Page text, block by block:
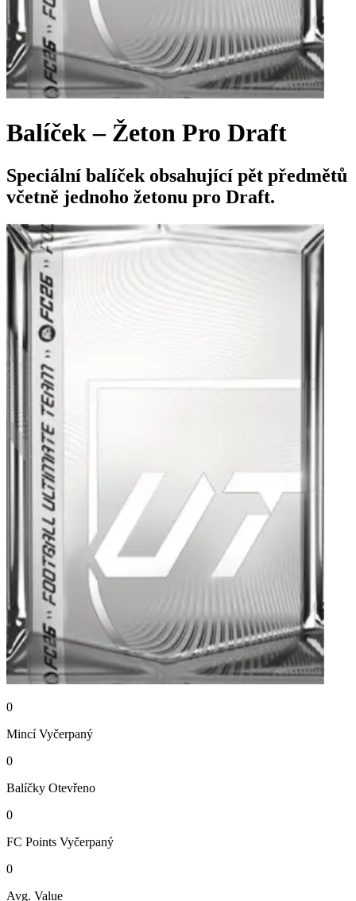
Balíček – Žeton Pro Draft
Speciální balíček obsahující pět předmětů
včetně jednoho žetonu pro Draft.
0
Mincí Vyčerpaný
0
Balíčky Otevřeno
0
FC Points Vyčerpaný
0
Avg. Value